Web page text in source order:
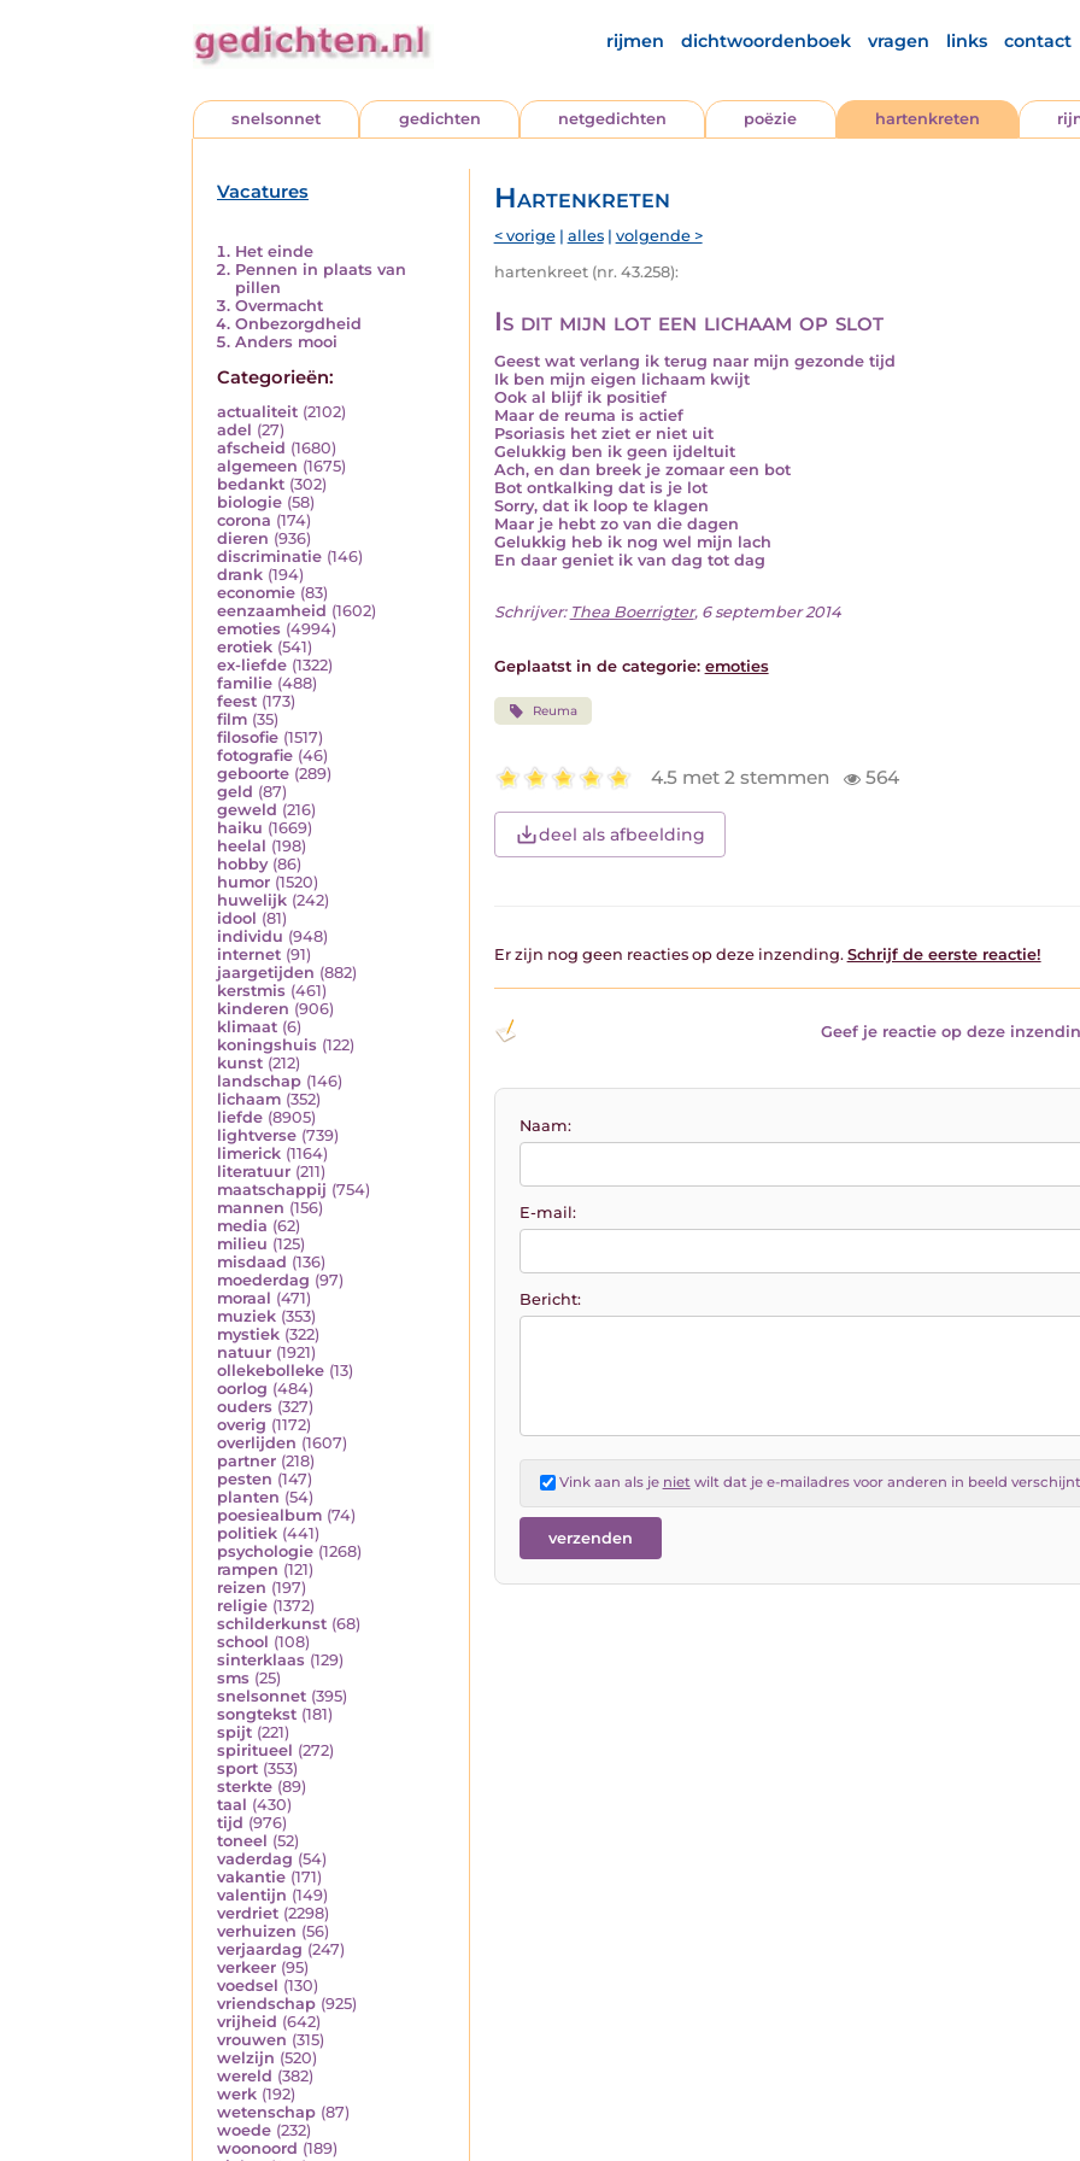
rijmen dichtwoordenboek vragen links contact
snelsonnet gedichten netgedichten poëzie hartenkreten
Vacatures
Het einde
Pennen in plaats van
pillen
Overmacht
Onbezorgdheid
Anders mooi
Categorieën:
actualiteit (2102)
adel (27)
afscheid (1680)
algemeen (1675)
bedankt (302)
biologie (58)
corona (174)
dieren (936)
discriminatie (146)
drank (194)
economie (83)
eenzaamheid (1602)
emoties (4994)
erotiek (541)
ex-liefde (1322)
familie (488)
feest (173)
film (35)
filosofie (1517)
fotografie (46)
geboorte (289)
geld (87)
geweld (216)
haiku (1669)
heelal (198)
hobby (86)
humor (1520)
huwelijk (242)
idool (81)
individu (948)
internet (91)
jaargetijden (882)
kerstmis (461)
kinderen (906)
klimaat (6)
koningshuis (122)
kunst (212)
landschap (146)
lichaam (352)
liefde (8905)
lightverse (739)
limerick (1164)
literatuur (211)
maatschappij (754)
mannen (156)
media (62)
milieu (125)
misdaad (136)
moederdag (97)
moraal (471)
muziek (353)
mystiek (322)
natuur (1921)
ollekebolleke (13)
oorlog (484)
ouders (327)
overig (1172)
overlijden (1607)
partner (218)
pesten (147)
planten (54)
poesiealbum (74)
politiek (441)
psychologie (1268)
rampen (121)
reizen (197)
religie (1372)
schilderkunst (68)
school (108)
sinterklaas (129)
sms (25)
snelsonnet (395)
songtekst (181)
spijt (221)
spiritueel (272)
sport (353)
sterkte (89)
taal (430)
tijd (976)
toneel (52)
vaderdag (54)
vakantie (171)
valentijn (149)
verdriet (2298)
verhuizen (56)
verjaardag (247)
verkeer (95)
voedsel (130)
vriendschap (925)
vrijheid (642)
vrouwen (315)
welzijn (520)
wereld (382)
werk (192)
wetenschap (87)
woede (232)
woonoord (189)
Hartenkreten
< vorige| alles| volgende >
hartenkreet (nr. 43.258):
Is dit mijn lot een lichaam op slot
Geest wat verlang ik terug naar mijn gezonde tijd
Ik ben mijn eigen lichaam kwijt
Ook al blijf ik positief
Maar de reuma is actief
Psoriasis het ziet er niet uit
Gelukkig ben ik geen ijdeltuit
Ach, en dan breek je zomaar een bot
Bot ontkalking dat is je lot
Sorry, dat ik loop te klagen
Maar je hebt zo van die dagen
Gelukkig heb ik nog wel mijn lach
En daar geniet ik van dag tot dag
Schrijver: Thea Boerrigter, 6 september 2014
Geplaatst in de categorie: emoties
Reuma
4.5 met 2 stemmen 564
deel als afbeelding
Er zijn nog geen reacties op deze inzending. Schrijf de eerste reactie!
Geef je reactie op deze
Naam:
E-mail:
Bericht:
Vink aan als je nietwilt dat je e-mailadres voor anderen in beeld verschijnt